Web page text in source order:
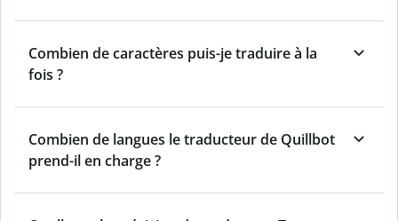
Combien de caractères puis-je traduire à la
fois ?
Combien de langues le traducteur de Quillbot
prend-il en charge ?